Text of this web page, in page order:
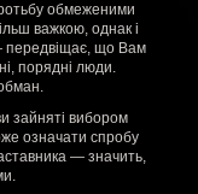
обмеженими
важкою, однак і
передвіщає, що Вам
порядні люди.
зайняті вибором
означати спробу
— значить,